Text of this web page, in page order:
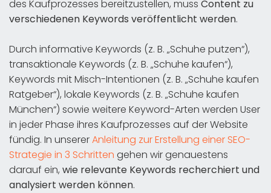
des Kaufprozesses bereitzustellen, muss Content zu
verschiedenen Keywords veröffentlicht werden.
Durch informative Keywords (z. B. „Schuhe putzen“),
transaktionale Keywords (z. B. „Schuhe kaufen“),
Keywords mit Misch-Intentionen (z. B. „Schuhe kaufen
Ratgeber“), lokale Keywords (z. B. „Schuhe kaufen
München“) sowie weitere Keyword-Arten werden User
in jeder Phase ihres Kaufprozesses auf der Website
fündig. In unsererAnleitung zur Erstellung einer SEO-
Strategie in 3 Schritten gehen wir genauestens
darauf ein, wie relevante Keywords recherchiert und
analysiert werden können.